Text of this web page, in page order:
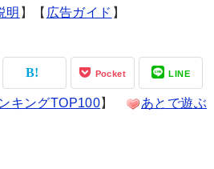
明 】【 広告ガイド 】
Pocket LINE
キングTOP100】 あとで遊ぶ